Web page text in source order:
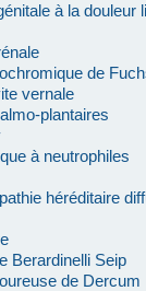
à la douleur
de
vernale
plantaires
à neutrophiles
héréditaire
Berardinelli Seip
de Dercum